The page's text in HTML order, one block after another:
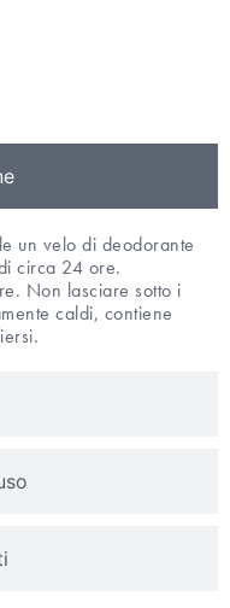
un velo di deodorante
circa 24 ore.
Non lasciare sotto i
caldi, contiene